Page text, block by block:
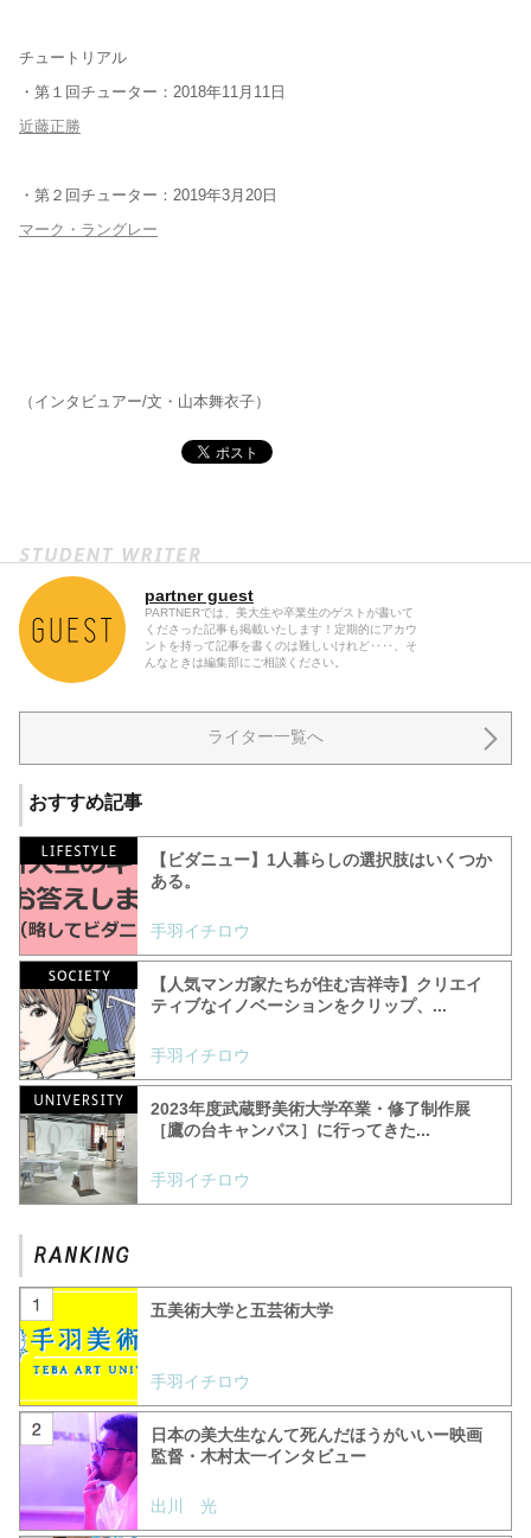
チュートリアル
・第１回チューター：2018年11月11日
近藤正勝
・第２回チューター：2019年3月20日
マーク・ラングレー
（インタビュアー/文・山本舞衣子）
partner guest
PARTNERでは、美大生や卒業生のゲストが書いて
くださった記事も掲載いたします！定期的にアカウ
ントを持って記事を書くのは難しいけれど‥‥、そ
んなときは編集部にご相談ください。
ライター一覧へ
おすすめ記事
【ビダニュー】1人暮らしの選択肢はいくつか
ある。
手羽イチロウ
【人気マンガ家たちが住む吉祥寺】クリエイ
ティブなイノベーションをクリップ、...
手羽イチロウ
2023年度武蔵野美術大学卒業・修了制作展
［鷹の台キャンパス］に行ってきた...
手羽イチロウ
五美術大学と五芸術大学
手羽イチロウ
日本の美大生なんて死んだほうがいいー映画
監督・木村太一インタビュー
出川 光